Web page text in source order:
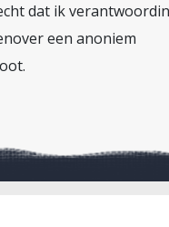
dat ik
een anoniem